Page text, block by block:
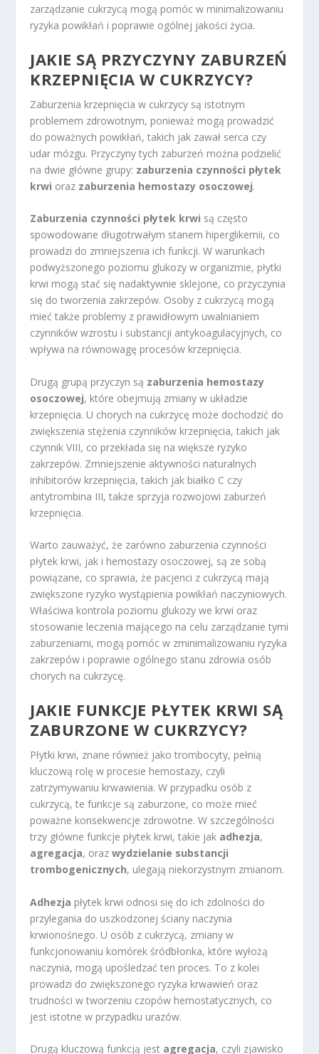
zarządzanie cukrzycą mogą pomóc w minimalizowaniu
ryzyka powikłań i poprawie ogólnej jakości życia.
JAKIE SĄ PRZYCZYNY ZABURZEŃ
KRZEPNIĘCIA W CUKRZYCY?
Zaburzenia krzepnięcia w cukrzycy są istotnym
problemem zdrowotnym, ponieważ mogą prowadzić
do poważnych powikłań, takich jak zawał serca czy
udar mózgu. Przyczyny tych zaburzeń można podzielić
na dwie główne grupy: zaburzenia czynności płytek
krwi oraz zaburzenia hemostazy osoczowej.
Zaburzenia czynności płytek krwi są często
spowodowane długotrwałym stanem hiperglikemii, co
prowadzi do zmniejszenia ich funkcji. W warunkach
podwyższonego poziomu glukozy w organizmie, płytki
krwi mogą stać się nadaktywnie sklejone, co przyczynia
się do tworzenia zakrzepów. Osoby z cukrzycą mogą
mieć także problemy z prawidłowym uwalnianiem
czynników wzrostu i substancji antykoagulacyjnych, co
wpływa na równowagę procesów krzepnięcia.
Drugą grupą przyczyn są zaburzenia hemostazy
osoczowej, które obejmują zmiany w układzie
krzepnięcia. U chorych na cukrzycę może dochodzić do
zwiększenia stężenia czynników krzepnięcia, takich jak
czynnik VIII, co przekłada się na większe ryzyko
zakrzepów. Zmniejszenie aktywności naturalnych
inhibitorów krzepnięcia, takich jak białko C czy
antytrombina III, także sprzyja rozwojowi zaburzeń
krzepnięcia.
Warto zauważyć, że zarówno zaburzenia czynności
płytek krwi, jak i hemostazy osoczowej, są ze sobą
powiązane, co sprawia, że pacjenci z cukrzycą mają
zwiększone ryzyko wystąpienia powikłań naczyniowych.
Właściwa kontrola poziomu glukozy we krwi oraz
stosowanie leczenia mającego na celu zarządzanie tymi
zaburzeniami, mogą pomóc w zminimalizowaniu ryzyka
zakrzepów i poprawie ogólnego stanu zdrowia osób
chorych na cukrzycę.
JAKIE FUNKCJE PŁYTEK KRWI SĄ
ZABURZONE W CUKRZYCY?
Płytki krwi, znane również jako trombocyty, pełnią
kluczową rolę w procesie hemostazy, czyli
zatrzymywaniu krwawienia. W przypadku osób z
cukrzycą, te funkcje są zaburzone, co może mieć
poważne konsekwencje zdrowotne. W szczególności
trzy główne funkcje płytek krwi, takie jak adhezja,
agregacja, orazwydzielanie substancji
trombogenicznych, ulegają niekorzystnym zmianom.
Adhezja płytek krwi odnosi się do ich zdolności do
przylegania do uszkodzonej ściany naczynia
krwionośnego. U osób z cukrzycą, zmiany w
funkcjonowaniu komórek śródbłonka, które wyłożą
naczynia, mogą upośledzać ten proces. To z kolei
prowadzi do zwiększonego ryzyka krwawień oraz
trudności w tworzeniu czopów hemostatycznych, co
jest istotne w przypadku urazów.
Drugą kluczową funkcją jest agregacja, czyli zjawisko